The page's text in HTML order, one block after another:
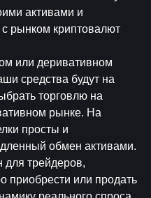
активами и
рынком криптовалют
или деривативном
средства будут на
торговлю на
рынке. На
просты и
обмен активами.
для трейдеров,
приобрести или продать